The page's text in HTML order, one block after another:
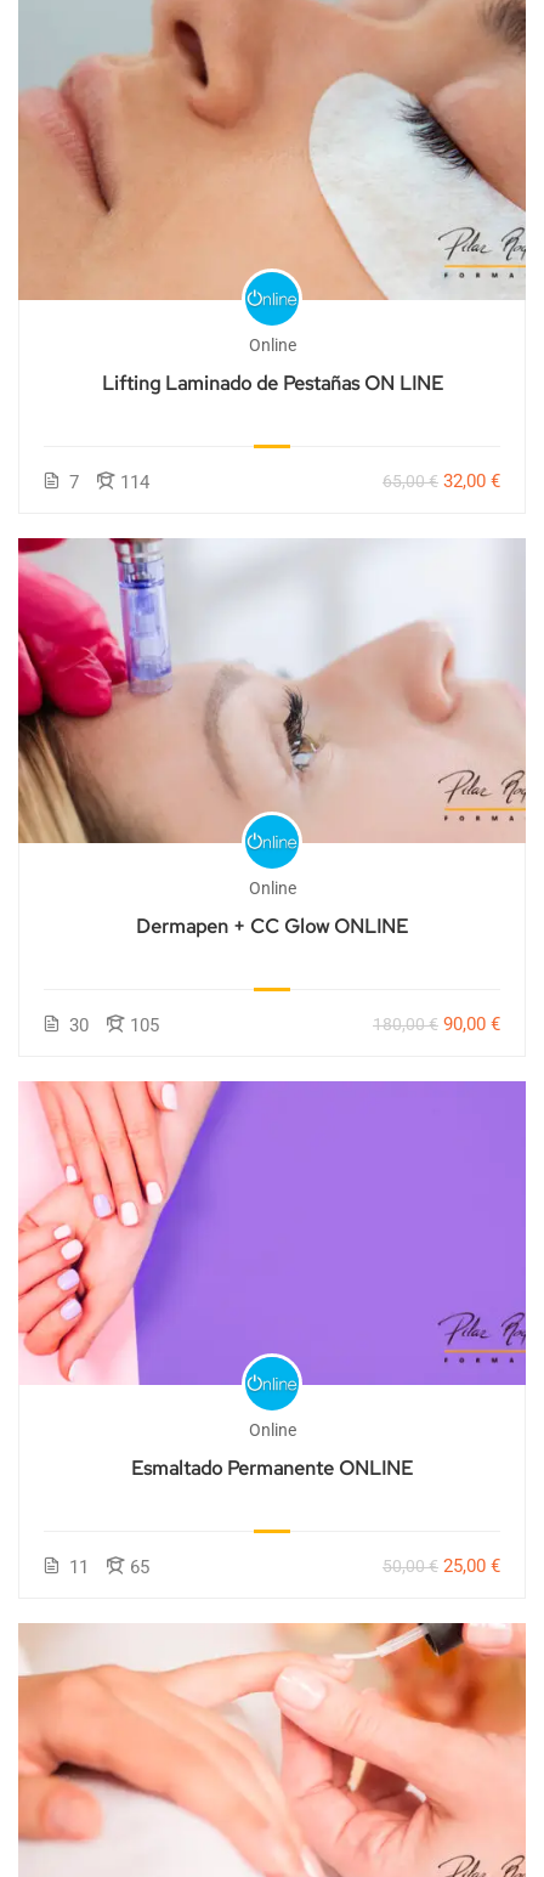
Online
Lifting Laminado de Pestañas ON LINE
7 114 65,00 € 32,00 €
Online
Dermapen + CC Glow ONLINE
30 105 180,00 € 90,00 €
Online
Esmaltado Permanente ONLINE
11 65 50,00 € 25,00 €